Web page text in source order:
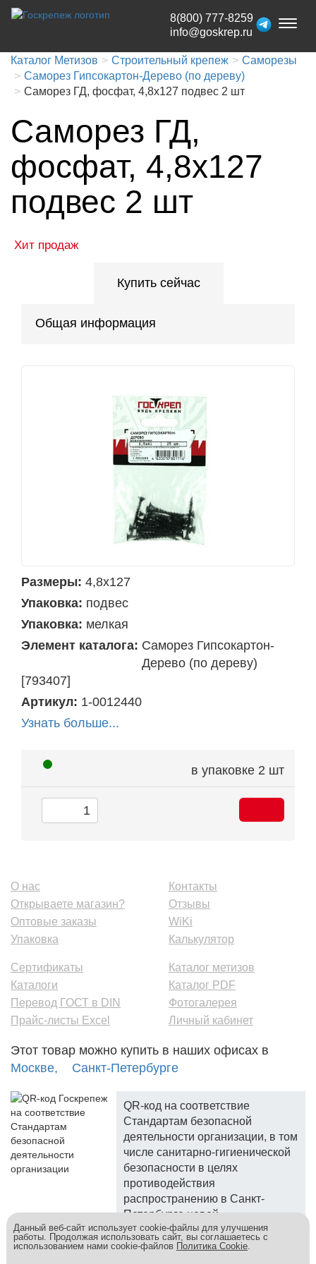
Toggle
8(800) 777-8259
info@goskrep.ru
Каталог Метизов Строительный крепеж
Саморезы
Саморез Гипсокартон-Дерево (по дереву)
Саморез ГД, фосфат, 4,8x127 подвес 2 шт
Саморез ГД,
фосфат, 4,8x127
подвес 2 шт
Хит продаж
Купить сейчас
Общая информация
Размеры: 4,8х127
Упаковка: подвес
Упаковка: мелкая
Элемент каталога: Саморез Гипсокартон-
Дерево (по дереву)
[793407]
Артикул: 1-0012440
Узнать больше...
в упаковке 2 шт
О нас
Открываете магазин?
Оптовые заказы
Упаковка
Контакты
Отзывы
WiKi
Калькулятор
Сертификаты
Каталоги
Перевод ГОСТ в DIN
Прайс-листы Excel
Каталог метизов
Каталог PDF
Фотогалерея
Личный кабинет
Этот товар можно купить в наших офисах в
Москве,
Санкт-Петербурге
QR-код на соответствие
Стандартам безопасной
деятельности организации, в том
числе санитарно-гигиенической
безопасности в целях
противодействия
распространению в Санкт-
Петербурге новой
коронавирусной инфекции.
Данный веб-сайт использует cookie-файлы для улучшения
работы. Продолжая использовать сайт, вы соглашаетесь с
использованием нами cookie-файлов Политика Cookie.